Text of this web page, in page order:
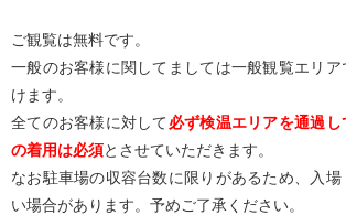
ご観覧は無料です。
一般のお客様に関してましては一般観覧エリ
けます。
全てのお客様に対して必ず検温エリアを通過
の着用は必須とさせていただきます。
なお駐車場の収容台数に限りがあるため、入
い場合があります。予めご了承ください。